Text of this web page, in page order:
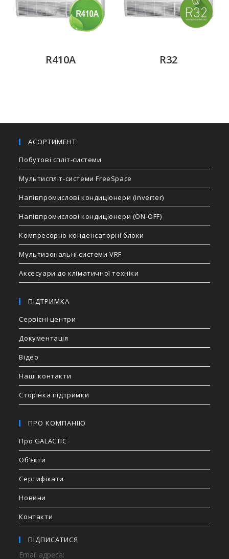
R410A R32
АСОРТИМЕНТ
Побутові спліт-системи
Мультиспліт-системи FreeSpace
Напівпромислові кондиціонери (inverter)
Напівпромислові кондиціонери (ON-OFF)
Компресорно конденсаторні блоки
Мультизональні системи VRF
Аксесуари до кліматичної техніки
ПІДТРИМКА
Сервісні центри
Документація
Відео
Наші контакти
Сторінка підтримки
ПРО КОМПАНІЮ
Про GALACTIC
Об’єкти
Сертифікати
Новини
Контакти
ПІДПИСАТИСЯ
Email адреса: